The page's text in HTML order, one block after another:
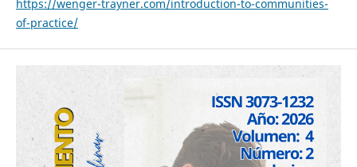
https://wenger-trayner.com/introduction-to-communities-
of-practice/